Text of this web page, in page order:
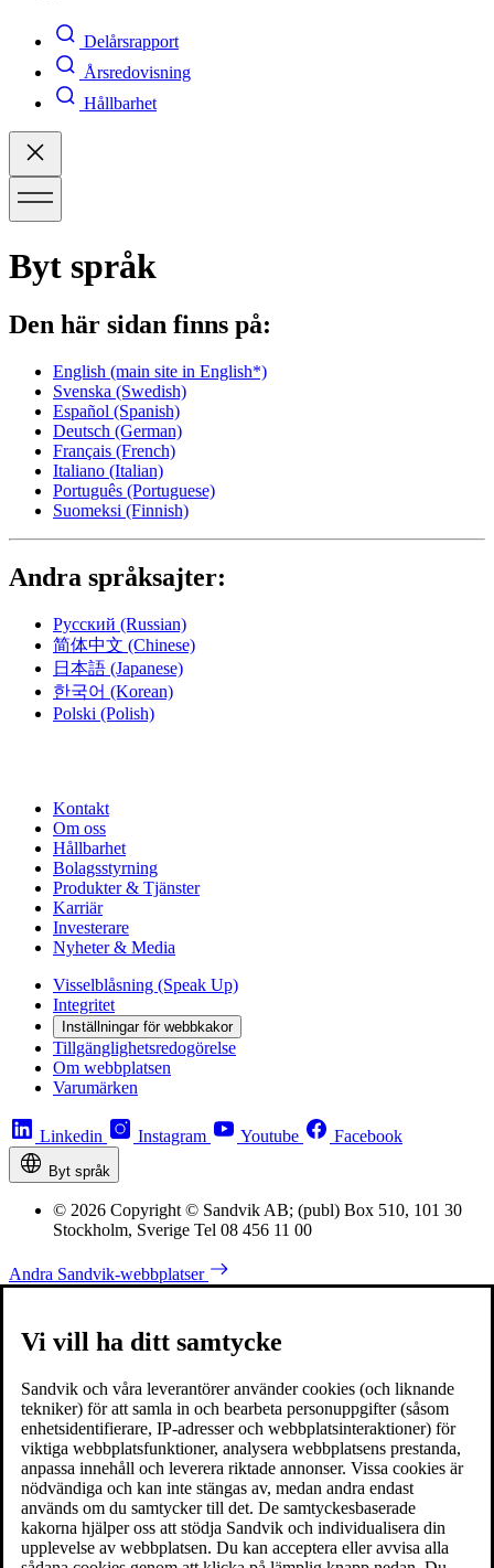
Delårsrapport
Årsredovisning
Hållbarhet
Byt språk
Den här sidan finns på:
English (main site in English*)
Svenska (Swedish)
Español (Spanish)
Deutsch (German)
Français (French)
Italiano (Italian)
Português (Portuguese)
Suomeksi (Finnish)
Andra språksajter:
Русский (Russian)
简体中文 (Chinese)
日本語 (Japanese)
한국어 (Korean)
Polski (Polish)
Kontakt
Om oss
Hållbarhet
Bolagsstyrning
Produkter & Tjänster
Karriär
Investerare
Nyheter & Media
Visselblåsning (Speak Up)
Integritet
Inställningar för webbkakor
Tillgänglighetsredogörelse
Om webbplatsen
Varumärken
Linkedin Instagram Youtube Facebook
Byt språk
© 2026 Copyright © Sandvik AB; (publ) Box 510, 101 30
Stockholm, Sverige Tel 08 456 11 00
Andra Sandvik-webbplatser
Vi vill ha ditt samtycke
Sandvik och våra leverantörer använder cookies (och liknande
tekniker) för att samla in och bearbeta personuppgifter (såsom
enhetsidentifierare, IP-adresser och webbplatsinteraktioner) för
viktiga webbplatsfunktioner, analysera webbplatsens prestanda,
anpassa innehåll och leverera riktade annonser. Vissa cookies är
nödvändiga och kan inte stängas av, medan andra endast
används om du samtycker till det. De samtyckesbaserade
kakorna hjälper oss att stödja Sandvik och individualisera din
upplevelse av webbplatsen. Du kan acceptera eller avvisa alla